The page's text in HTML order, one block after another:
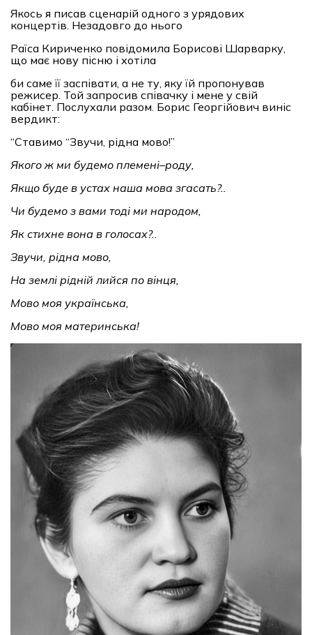
Якось я писав сценарій одного з урядових
концертів. Незадовго до нього
Раїса Кириченко повідомила Борисові Шарварку,
що має нову пісню і хотіла
би саме її заспівати, а не ту, яку їй пропонував
режисер. Той запросив співачку і мене у свій
кабінет. Послухали разом. Борис Георгійович виніс
вердикт:
“Ставимо “Звучи, рідна мово!”
Якого ж ми будемо племені–роду,
Якщо буде в устах наша мова згасать?..
Чи будемо з вами тоді ми народом,
Як стихне вона в голосах?..
Звучи, рідна мово,
На землі рідній лийся по вінця,
Мово моя українська,
Мово моя материнська!